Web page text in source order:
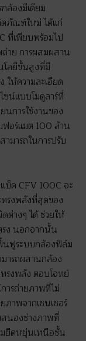
ล้องมีเดียม
ตภัณฑ์ใหม่ ได้แก่
ที่เพียบพร้อมไป
าย การผสมผสาน
โลยีขั้นสูงที่มี
ให้ความละเอียด
ซน์แบบโมดูลาร์ที่
นการใช้งานของ
ฟอร์แมต 100 ล้าน
มารถในการปรับ
บ็ค CFV 100C จะ
รงพลังที่สุดของ
ต่างๆ ได้ ช่วยให้
ง นอกจากนั้น
นฟูระบบกล้องฟิล์ม
ารถผสานกล้อง
รงพลัง ตอบโจทย์
รถ่ายภาพที่ไม่
าพจากเซนเซอร์
นองช่างภาพที่
มยืดหยุ่นเหนือชั้น